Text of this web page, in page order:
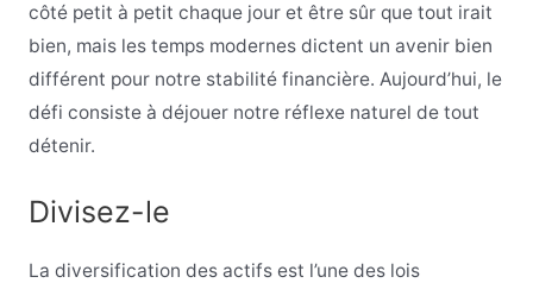
côté petit à petit chaque jour et être sûr que tout irait
bien, mais les temps modernes dictent un avenir bien
différent pour notre stabilité financière. Aujourd’hui, le
défi consiste à déjouer notre réflexe naturel de tout
détenir.
Divisez-le
La diversification des actifs est l’une des lois